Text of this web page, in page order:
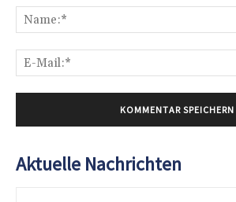
Aktuelle Nachrichten